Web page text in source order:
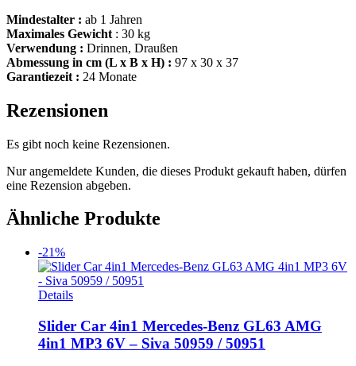
Mindestalter : ab 1 Jahren
Maximales Gewicht : 30 kg
Verwendung : Drinnen, Draußen
Abmessung in cm (L x B x H) : 97 x 30 x 37
Garantiezeit : 24 Monate
Rezensionen
Es gibt noch keine Rezensionen.
Nur angemeldete Kunden, die dieses Produkt gekauft haben, dürfen
eine Rezension abgeben.
Ähnliche Produkte
-21%
DetailsDieses
weist
mehrere
Varianten
Slider Car 4in1 Mercedes-Benz GL63 AMG
4in1 MP3 6V – Siva 50959 / 50951